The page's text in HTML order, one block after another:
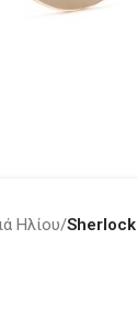
Ηλίου Sherlock